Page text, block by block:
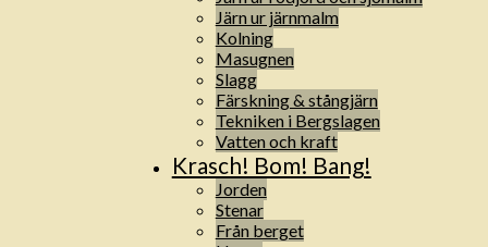
Järn ur järnmalm
Kolning
Masugnen
Slagg
Färskning & stångjärn
Tekniken i Bergslagen
Vatten och kraft
Krasch! Bom! Bang!
Jorden
Stenar
Från berget